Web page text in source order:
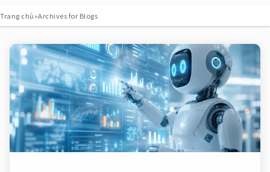
Trang chủ»Archives for Blogs